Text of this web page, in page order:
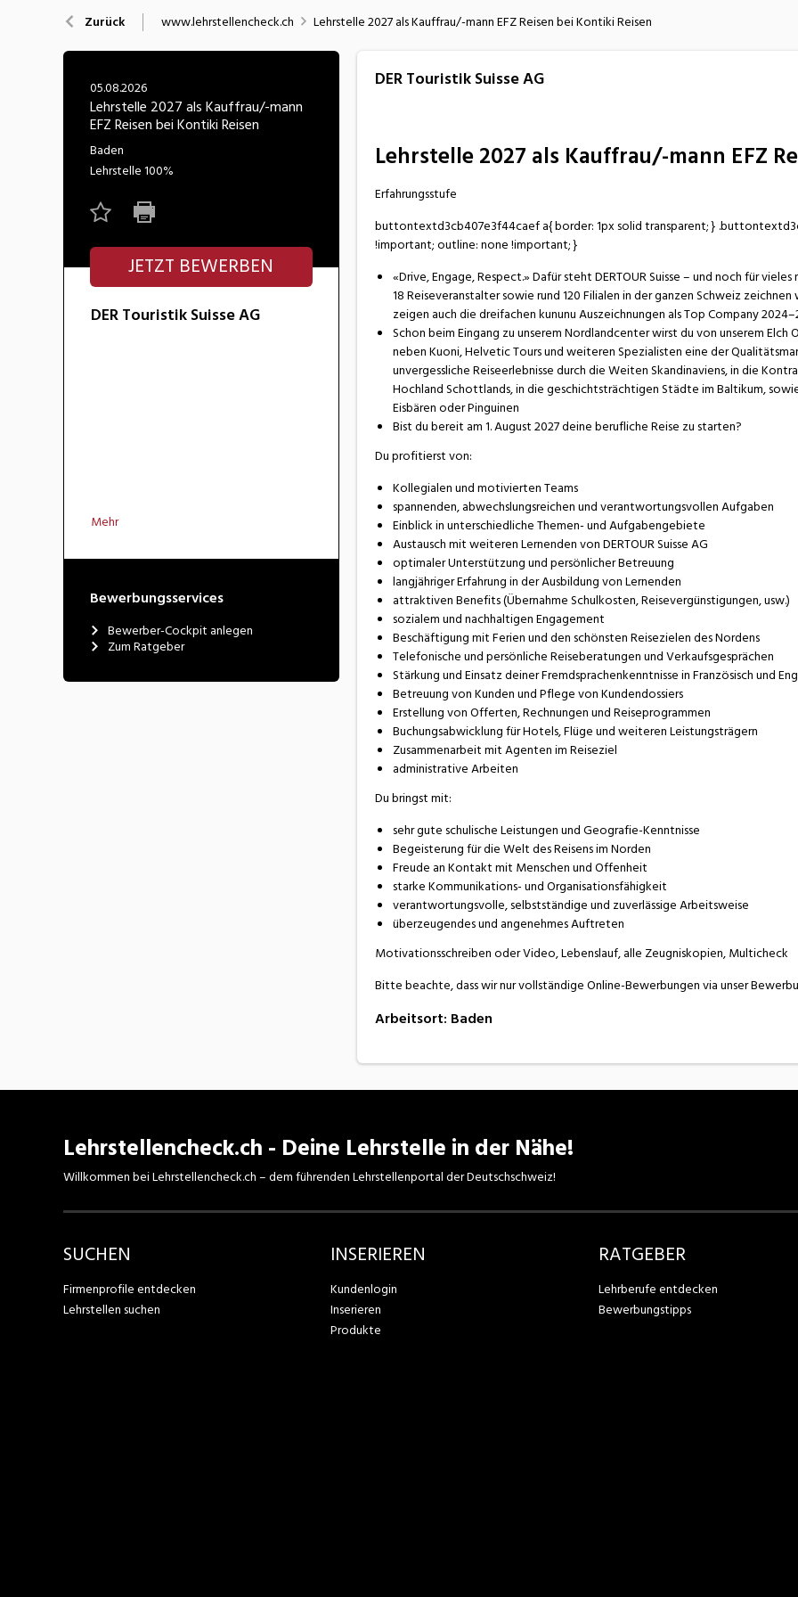
Nahrung
Wirtschaft/Verwaltung
Zurück www.lehrstellencheck.ch Lehrstelle 2027 als Kauffrau/-mann EFZ Reisen bei Kontiki Reisen
05.08.2026
Lehrstelle 2027 als Kauffrau/-mann
EFZ Reisen bei Kontiki Reisen
Baden
Lehrstelle100%
JETZT BEWERBEN
DER Touristik Suisse AG
Mehr
Bewerbungsservices
Bewerber-Cockpit anlegen
Zum Ratgeber
DER Touristik Suisse AG
Lehrstelle 2027 als Kauffrau/-mann EFZ
Erfahrungsstufe
buttontextd3cb407e3f44caef a{ border: 1px solid transparent; }
!important; outline: none !important; }
«Drive, Engage, Respect.» Dafür steht DERTOUR Suisse – und noch für
18 Reiseveranstalter sowie rund 120 Filialen in der ganzen Schweiz
zeigen auch die dreifachen kununu Auszeichnungen als Top Company
Schon beim Eingang zu unserem Nordlandcenter wirst du von unserem
neben Kuoni, Helvetic Tours und weiteren Spezialisten eine der
unvergessliche Reiseerlebnisse durch die Weiten Skandinaviens, in die
Hochland Schottlands, in die geschichtsträchtigen Städte im Baltikum,
Eisbären oder Pinguinen
Bist du bereit am 1. August 2027 deine berufliche Reise zu starten?
Du profitierst von:
Kollegialen und motivierten Teams
spannenden, abwechslungsreichen und verantwortungsvollen Aufgaben
Einblick in unterschiedliche Themen- und Aufgabengebiete
Austausch mit weiteren Lernenden von DERTOUR Suisse AG
optimaler Unterstützung und persönlicher Betreuung
langjähriger Erfahrung in der Ausbildung von Lernenden
attraktiven Benefits (Übernahme Schulkosten, Reisevergünstigungen, usw.)
sozialem und nachhaltigen Engagement
Beschäftigung mit Ferien und den schönsten Reisezielen des Nordens
Telefonische und persönliche Reiseberatungen und Verkaufsgesprächen
Stärkung und Einsatz deiner Fremdsprachenkenntnisse in Französisch und
Betreuung von Kunden und Pflege von Kundendossiers
Erstellung von Offerten, Rechnungen und Reiseprogrammen
Buchungsabwicklung für Hotels, Flüge und weiteren Leistungsträgern
Zusammenarbeit mit Agenten im Reiseziel
administrative Arbeiten
Du bringst mit:
sehr gute schulische Leistungen und Geografie-Kenntnisse
Begeisterung für die Welt des Reisens im Norden
Freude an Kontakt mit Menschen und Offenheit
starke Kommunikations- und Organisationsfähigkeit
verantwortungsvolle, selbstständige und zuverlässige Arbeitsweise
überzeugendes und angenehmes Auftreten
Motivationsschreiben oder Video, Lebenslauf, alle Zeugniskopien, Multicheck
Bitte beachte, dass wir nur vollständige Online-Bewerbungen via unser
Arbeitsort: Baden
Lehrstellencheck.ch - Deine Lehrstelle in der Nähe!
Willkommen bei Lehrstellencheck.ch – dem führenden Lehrstellenportal der Deutschschweiz!
SUCHEN
Firmenprofile entdecken
Lehrstellen suchen
INSERIEREN
Kundenlogin
Inserieren
Produkte
RATGEBER
Lehrberufe entdecken
Bewerbungstipps